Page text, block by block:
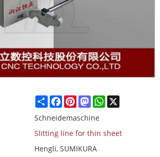
ShareFacebook
PinterestMastodonWhatsApp
X
Schneidemaschine
Slitting line for thin sheet
Hengli, SUMIKURA